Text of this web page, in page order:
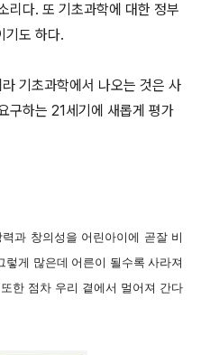
리다. 또 기초과학에 대한 정부
기도 하다.
기초과학에서 나오는 것은 사
구하는 21세기에 새롭게 평가
과 창의성을 어린아이에 곧잘 비
게 많은데 어른이 될수록 사라져
한 점차 우리 곁에서 멀어져 간다